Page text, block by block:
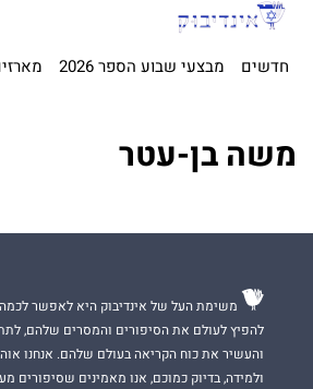
חדשים מבצעי שבוע הספר 2026
משה בן-עטר
משימת העל של אינדיבוק היא לאפשר
להפיץ לעולם את הסיפורים והמסרים שלהם,
והעשיר את כוח הקריאה בעולם שלהם. אנחנו
ולמידה, בדיוק כמוכם, אנו מאמינים שסיפורים